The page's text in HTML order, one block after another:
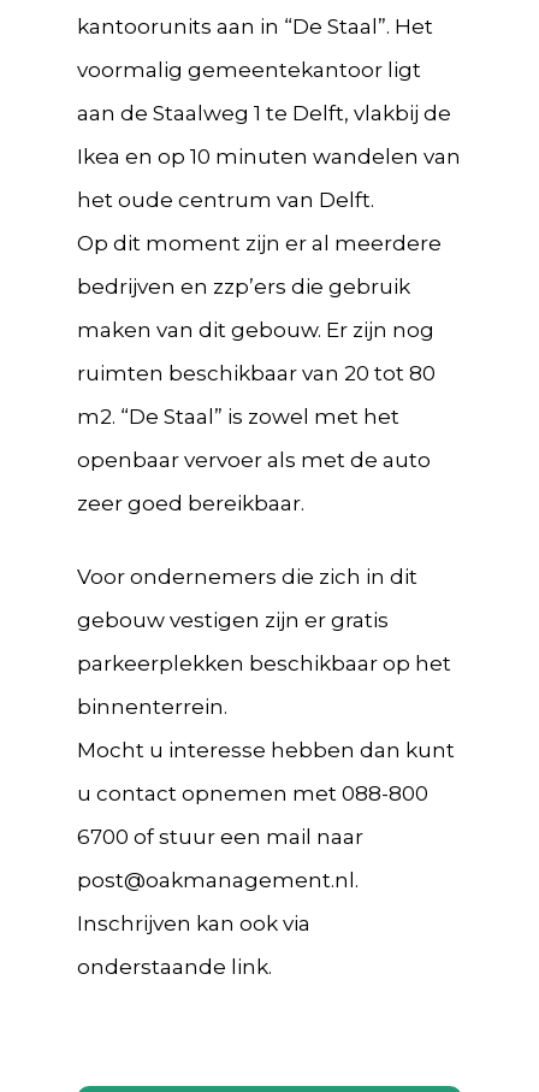
kantoorunits aan in “De Staal”. Het
voormalig gemeentekantoor ligt
aan de Staalweg 1 te Delft, vlakbij de
Ikea en op 10 minuten wandelen van
het oude centrum van Delft.
Op dit moment zijn er al meerdere
bedrijven en zzp’ers die gebruik
maken van dit gebouw. Er zijn nog
ruimten beschikbaar van 20 tot 80
m2. “De Staal” is zowel met het
openbaar vervoer als met de auto
zeer goed bereikbaar.
Voor ondernemers die zich in dit
gebouw vestigen zijn er gratis
parkeerplekken beschikbaar op het
binnenterrein.
Mocht u interesse hebben dan kunt
u contact opnemen met 088-800
6700 of stuur een mail naar
post@oakmanagement.nl.
Inschrijven kan ook via
onderstaande link.